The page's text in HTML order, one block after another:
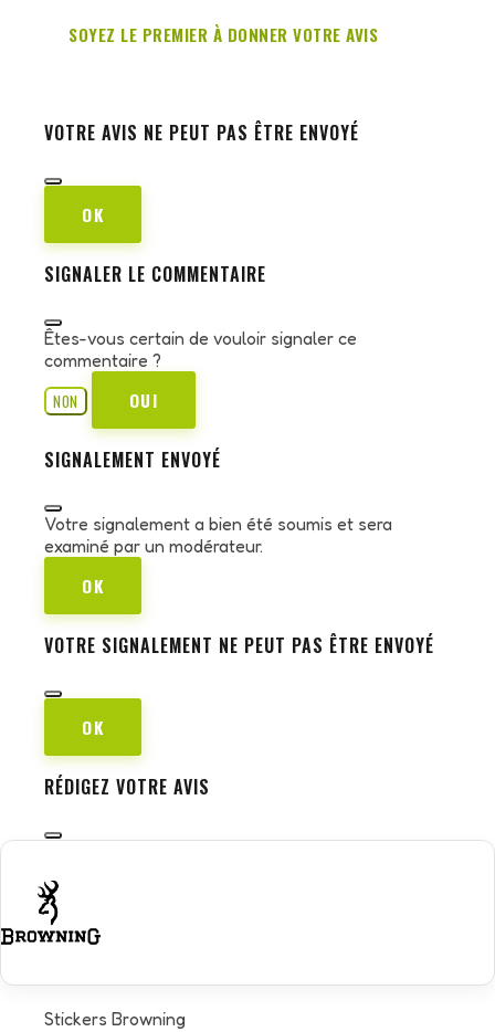
SOYEZ LE PREMIER À DONNER VOTRE AVIS
VOTRE AVIS NE PEUT PAS ÊTRE ENVOYÉ
OK
SIGNALER LE COMMENTAIRE
Êtes-vous certain de vouloir signaler ce
commentaire ?
NON
OUI
SIGNALEMENT ENVOYÉ
Votre signalement a bien été soumis et sera
examiné par un modérateur.
OK
VOTRE SIGNALEMENT NE PEUT PAS ÊTRE ENVOYÉ
OK
RÉDIGEZ VOTRE AVIS
Stickers Browning